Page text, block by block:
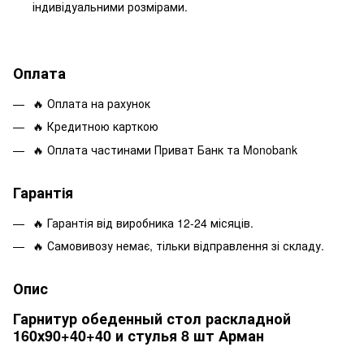
індивідуальними розмірами.
Оплата
🔥 Оплата на рахунок
🔥 Кредитною карткою
🔥 Оплата частинами Приват Банк та Monobank
Гарантія
🔥 Гарантія від виробника 12-24 місяців.
🔥 Самовивозу немає, тільки відправлення зі складу.
Опис
Гарнитур обеденный стол раскладной
160х90+40+40 и стулья 8 шт Арман